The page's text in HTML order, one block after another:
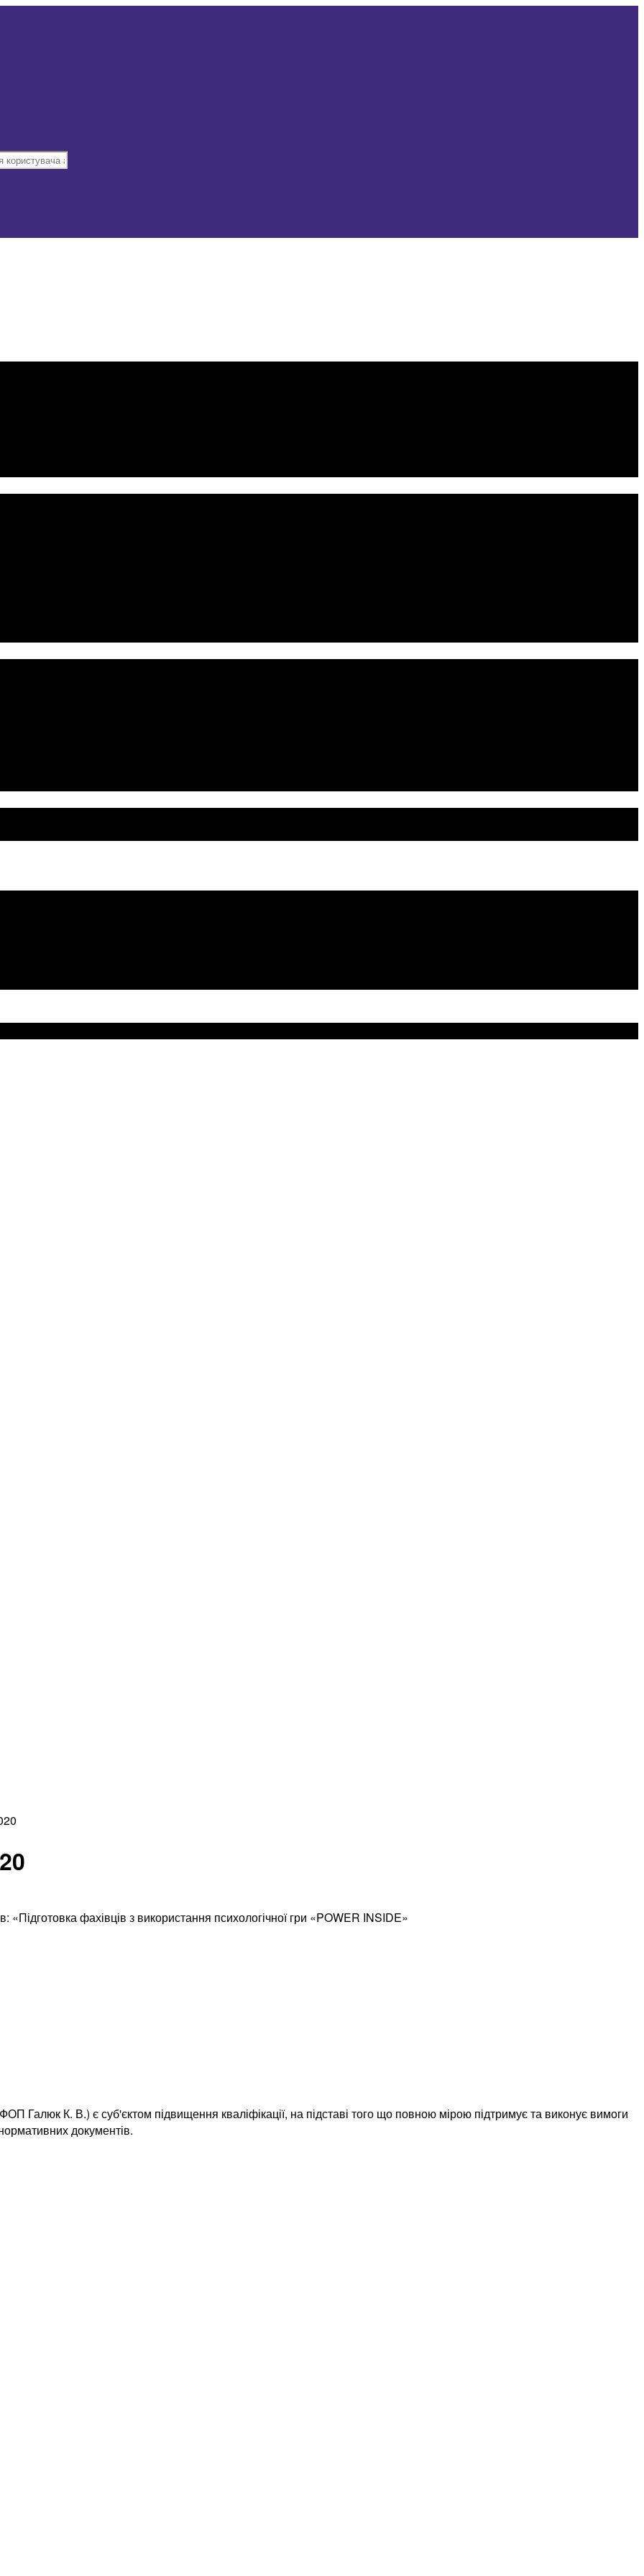
«Підготовка фахівців з використання психологічної гри «POWER INSIDE»
Галюк К. В.) є суб'єктом підвищення кваліфікації, на підставі того що повною мірою підтримує та виконує вимоги
документів.